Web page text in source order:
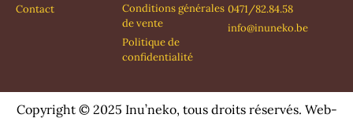
Contact
Conditions générales
de vente
Politique de
confidentialité
0471/82.84.58
info@inuneko.be
Copyright © 2025 Inu’neko, tous droits réservés. Web-